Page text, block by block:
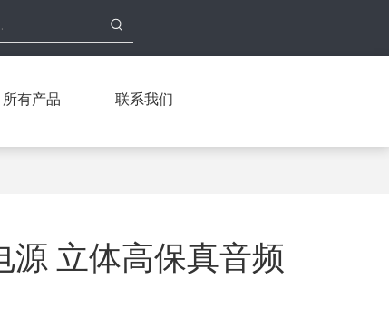
所有产品 联系我们
源 立体高保真音频